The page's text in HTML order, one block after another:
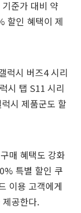
준가 대비 약
할인 혜택이 제
럭시 버즈4 시리
시 탭 S11 시리
시 제품군도 할
매 혜택도 강화
특별 할인 쿠
이용 고객에게
공한다.